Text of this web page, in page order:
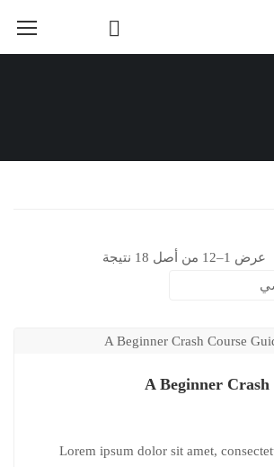
Single Course
عرض 1–12 من أصل 18 نتيجة
A Beginner Crash
Lorem ipsum dolor sit amet,